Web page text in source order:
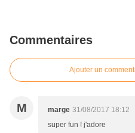
Commentaires
Ajouter un
M marge 31/08/2017 18:12
super fun ! j'adore